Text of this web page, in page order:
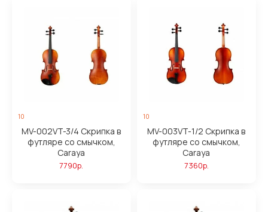
10
MV-002VT-3/4 Скрипка в
футляре со смычком,
Caraya
7790р.
10
MV-003VT-1/2 Скрипка в
футляре со смычком,
Caraya
7360р.